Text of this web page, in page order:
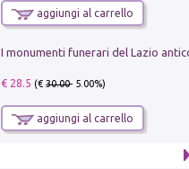
aggiungi al carrello
€ 28.5 (€30.00- 5.00%)
aggiungi al carrello